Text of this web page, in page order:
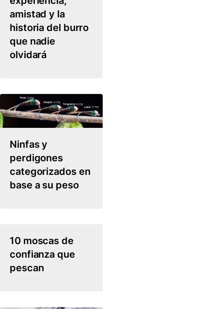
amistad y la
historia del burro
que nadie
olvidará
Ninfas y
perdigones
categorizados en
base a su peso
10 moscas de
confianza que
pescan